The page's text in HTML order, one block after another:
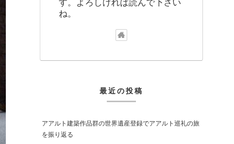
す。よろしければ読んで下さい
ね。
最近の投稿
アアルト建築作品群の世界遺産登録でアアルト巡礼の旅
を振り返る